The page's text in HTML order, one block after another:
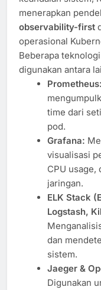
menerapkan
observability-first
operasional
Beberapa
digunakan antara
Prometheus:
time dari
pod.
Grafana:
visualisasi
CPU usage,
jaringan.
ELK Stack
Logstash,
dan
sistem.
Jaeger &
Digunakan